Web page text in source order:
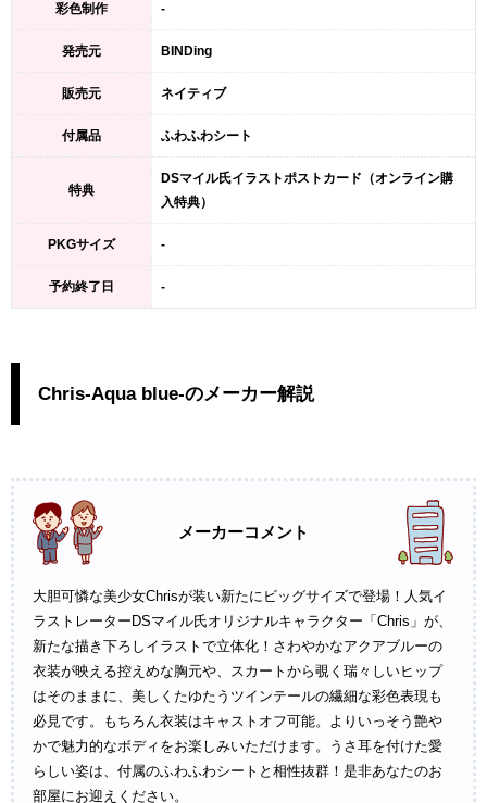
彩色制作 -
発売元 BINDing
販売元 ネイティブ
付属品 ふわふわシート
特典
DSマイル氏イラストポストカード（オンライン購
入特典）
PKGサイズ -
予約終了日 -
Chris-Aqua blue-のメーカー解説
メーカーコメント
大胆可憐な美少女Chrisが装い新たにビッグサイズで登場！人気イ
ラストレーターDSマイル氏オリジナルキャラクター「Chris」が、
新たな描き下ろしイラストで立体化！さわやかなアクアブルーの
衣装が映える控えめな胸元や、スカートから覗く瑞々しいヒップ
はそのままに、美しくたゆたうツインテールの繊細な彩色表現も
必見です。もちろん衣装はキャストオフ可能。よりいっそう艶や
かで魅力的なボディをお楽しみいただけます。うさ耳を付けた愛
らしい姿は、付属のふわふわシートと相性抜群！是非あなたのお
部屋にお迎えください。